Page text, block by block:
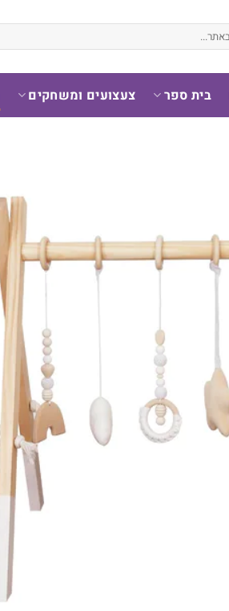
בית ספר צעצועים ומשחקים